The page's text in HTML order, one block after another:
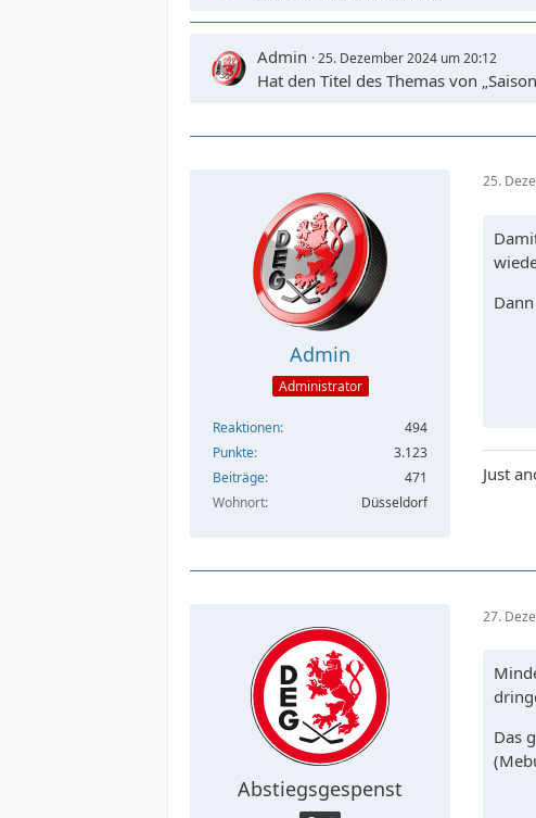
Admin 25. Dezember 2024 um 20:12
Hat den Titel des Themas von
Admin
Administrator
Reaktionen
494
Punkte
3.123
Beiträge
471
Wohnort
Düsseldorf
25.
Just
Abstiegsgespenst
27.
Das